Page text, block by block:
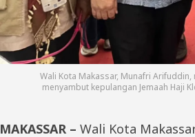
J
e
a
Wali Kota Makassar, Munafri
menyambut kepulangan Jemaah Haji
MAKASSAR – Wali Kota